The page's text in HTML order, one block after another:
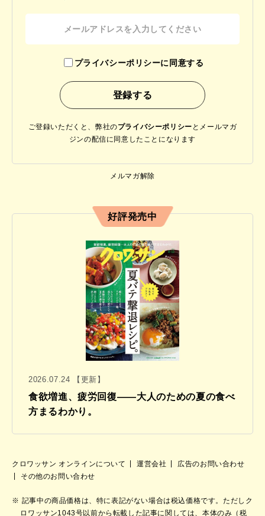
プライバシーポリシーに同意する
ご登録いただくと、弊社のプライバシーポリシー と メールマガ
ジンの配信に同意したことになります
メルマガ解除
好評発売中
2026.07.24 【更新】
食欲増進、疲労回復——大人のための夏の食べ
方まるわかり。
クロワッサン オンラインについて 運営会社
広告のお問い合わせ
その他のお問い合わせ
記事中の商品価格は、特に表記がない場合は税込価格です。ただしク
ロワッサン1043号以前から転載した記事に関しては、本体のみ（税